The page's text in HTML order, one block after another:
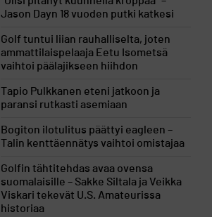
Jason Dayn 18 vuoden putki katkesi
Golf tuntui liian rauhalliselta, joten
ammattilaispelaaja Eetu Isometsä
vaihtoi päälajikseen hiihdon
Tapio Pulkkanen eteni jatkoon ja
paransi rutkasti asemiaan
Bogiton ilotulitus päättyi eagleen –
Talin kenttäennätys vaihtoi omistajaa
Golfin tähtitehdas avaa ovensa
suomalaisille – Sakke Siltala ja Veikka
Viskari tekevät U.S. Amateurissa
historiaa